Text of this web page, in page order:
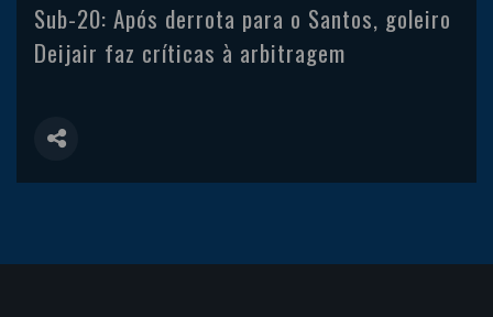
Sub-20: Após derrota para o Santos, goleiro
Deijair faz críticas à arbitragem